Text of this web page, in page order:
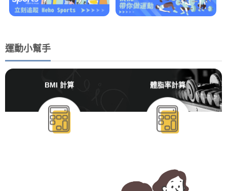
運動小幫手
BMI 計算 體脂率計算